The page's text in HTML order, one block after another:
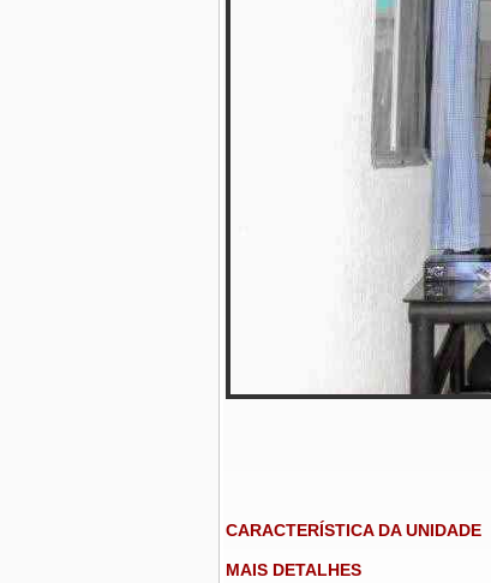
CARACTERÍSTICA DA UNIDADE
MAIS DETALHES